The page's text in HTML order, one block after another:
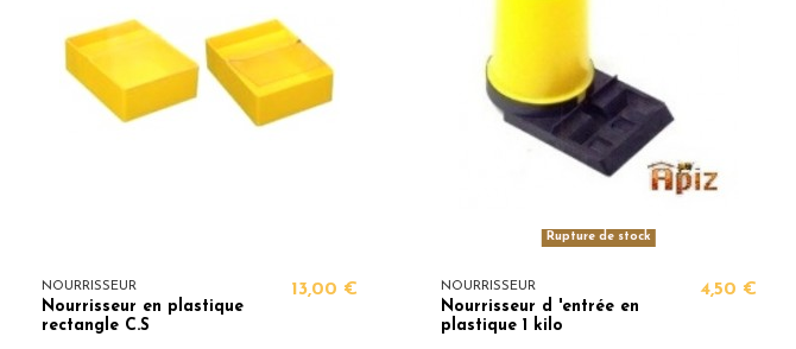
NOURRISSEUR
Nourrisseur en plastique
rectangle C.S
13,00 €
Rupture de stock
NOURRISSEUR
Nourrisseur d 'entrée en
plastique 1 kilo
4,50 €